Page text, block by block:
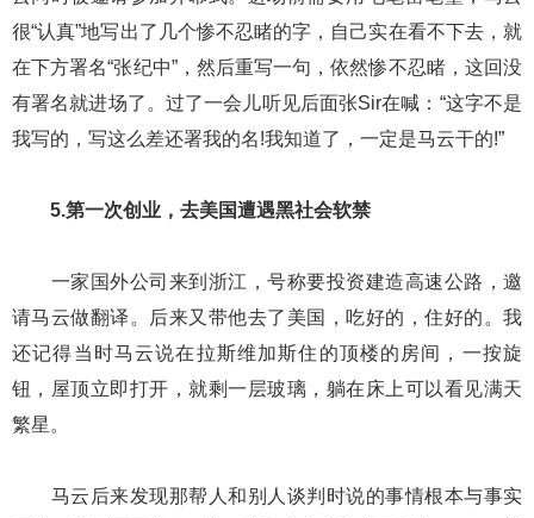
很“认真”地写出了几个惨不忍睹的字，自己实在看不下去，就
在下方署名“张纪中”，然后重写一句，依然惨不忍睹，这回没
有署名就进场了。过了一会儿听见后面张Sir在喊：“这字不是
我写的，写这么差还署我的名!我知道了，一定是马云干的!”
5.第一次创业，去美国遭遇黑社会软禁
一家国外公司来到浙江，号称要投资建造高速公路，邀
请马云做翻译。后来又带他去了美国，吃好的，住好的。我
还记得当时马云说在拉斯维加斯住的顶楼的房间，一按旋
钮，屋顶立即打开，就剩一层玻璃，躺在床上可以看见满天
繁星。
马云后来发现那帮人和别人谈判时说的事情根本与事实